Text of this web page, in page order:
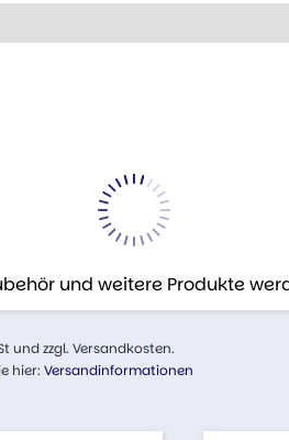
und weitere Produkte
und zzgl. Versandkosten.
hier: Versandinformationen